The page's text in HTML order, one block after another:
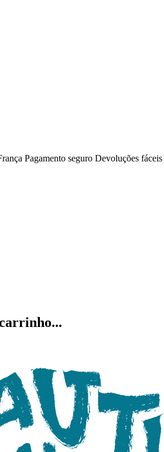
Pagamento seguro Devoluções fáceis